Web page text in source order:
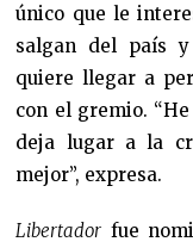
único que le
salgan del país
quiere llegar a
con el gremio.
deja lugar a la
mejor”, expresa.
Libertador fue